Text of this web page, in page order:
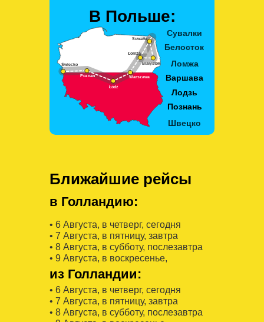
В Польше:
Ближайшие рейсы
в Голландию:
• 6 Августa, в четверг, сегодня
• 7 Августa, в пятницу, завтра
• 8 Августa, в субботу, послезавтра
• 9 Августa, в воскресенье,
из Голландии:
• 6 Августa, в четверг, сегодня
• 7 Августa, в пятницу, завтра
• 8 Августa, в субботу, послезавтра